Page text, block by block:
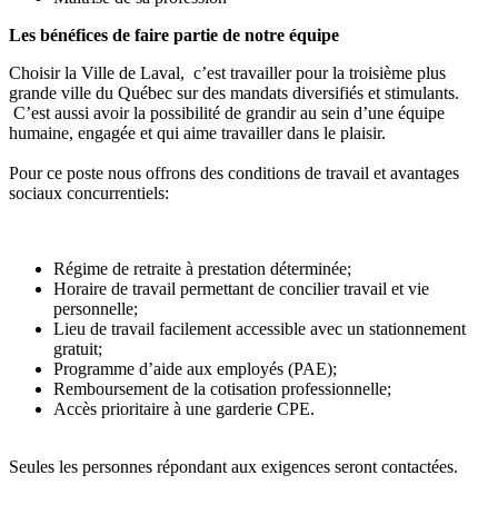
Les bénéfices de faire partie de notre équipe
Choisir la Ville de Laval, c’est travailler pour la troisième plus
grande ville du Québec sur des mandats diversifiés et stimulants.
C’est aussi avoir la possibilité de grandir au sein d’une équipe
humaine, engagée et qui aime travailler dans le plaisir.
Pour ce poste nous offrons des conditions de travail et avantages
sociaux concurrentiels:
Régime de retraite à prestation déterminée;
Horaire de travail permettant de concilier travail et vie
personnelle;
Lieu de travail facilement accessible avec un stationnement
gratuit;
Programme d’aide aux employés (PAE);
Remboursement de la cotisation professionnelle;
Accès prioritaire à une garderie CPE.
Seules les personnes répondant aux exigences seront contactées.